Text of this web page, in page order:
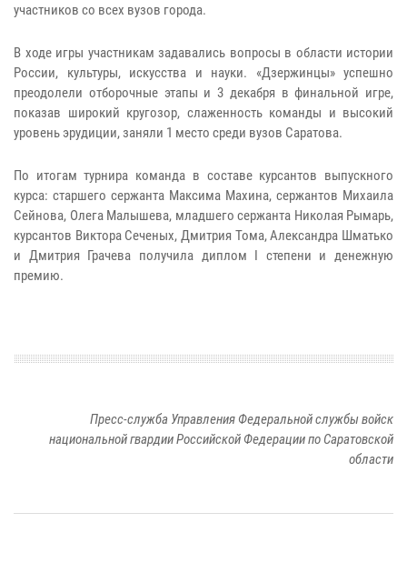
участников со всех вузов города.
В ходе игры участникам задавались вопросы в области истории
России, культуры, искусства и науки. «Дзержинцы» успешно
преодолели отборочные этапы и 3 декабря в финальной игре,
показав широкий кругозор, слаженность команды и высокий
уровень эрудиции, заняли 1 место среди вузов Саратова.
По итогам турнира команда в составе курсантов выпускного
курса: старшего сержанта Максима Махина, сержантов Михаила
Сейнова, Олега Малышева, младшего сержанта Николая Рымарь,
курсантов Виктора Сеченых, Дмитрия Тома, Александра Шматько
и Дмитрия Грачева получила диплом I степени и денежную
премию.
Пресс-служба Управления Федеральной службы войск
национальной гвардии Российской Федерации по Саратовской
области